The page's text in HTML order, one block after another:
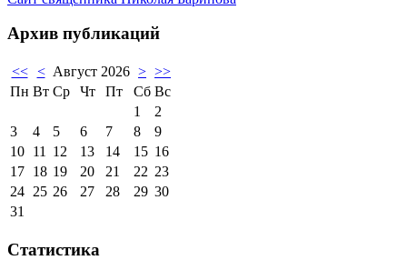
Архив публикаций
<< < Август 2026 > >>
Пн Вт Ср Чт Пт Сб Вс
1
2
3
4 5 6 7 8
9
10 11 12 13 14 15 16
17 18 19 20 21 22 23
24 25 26 27 28 29 30
31
Статистика